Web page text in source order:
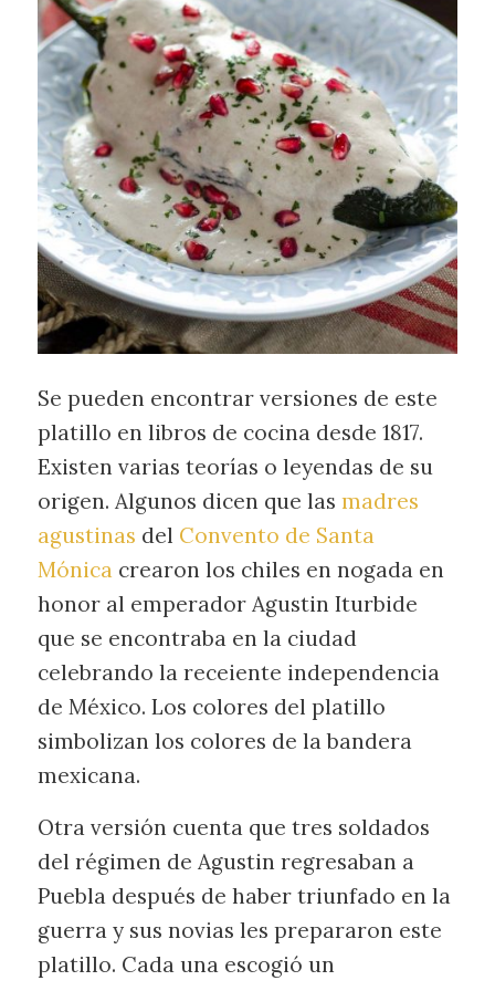
Se pueden encontrar versiones de este
platillo en libros de cocina desde 1817.
Existen varias teorías o leyendas de su
origen. Algunos dicen que las madres
agustinas del Convento de Santa
Mónicacrearon los chiles en nogada en
honor al emperador Agustin Iturbide
que se encontraba en la ciudad
celebrando la receiente independencia
de México. Los colores del platillo
simbolizan los colores de la bandera
mexicana.
Otra versión cuenta que tres soldados
del régimen de Agustin regresaban a
Puebla después de haber triunfado en la
guerra y sus novias les prepararon este
platillo. Cada una escogió un